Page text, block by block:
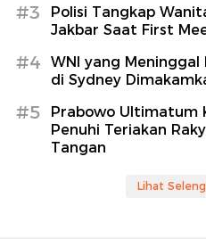
#3
Polisi Tangkap
Jakbar Saat First
#4
WNI yang
di Sydney
#5
Prabowo Ultimatum
Penuhi Teriakan
Tangan
Lihat